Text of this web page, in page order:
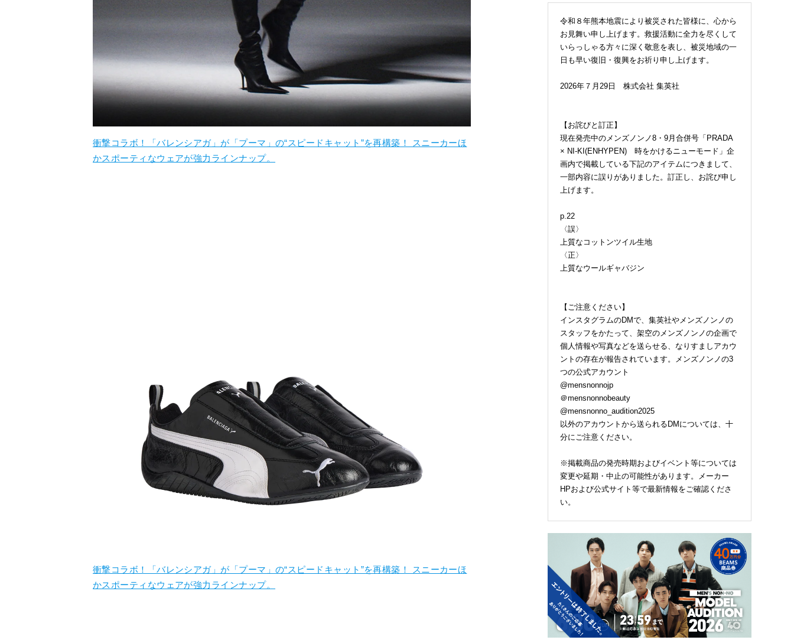
衝撃コラボ！「バレンシアガ」が「プーマ」の“スピードキャット”を再構築！ スニーカーほ
かスポーティなウェアが強力ラインナップ。
衝撃コラボ！「バレンシアガ」が「プーマ」の“スピードキャット”を再構築！ スニーカーほ
かスポーティなウェアが強力ラインナップ。
令和８年熊本地震により被災された皆様に、心から
お見舞い申し上げます。救援活動に全力を尽くして
いらっしゃる方々に深く敬意を表し、被災地域の一
日も早い復旧・復興をお祈り申し上げます。
2026年７月29日 株式会社 集英社
【お詫びと訂正】
現在発売中のメンズノンノ8・9月合併号「PRADA
× NI-KI(ENHYPEN) 時をかけるニューモード」企
画内で掲載している下記のアイテムにつきまして、
一部内容に誤りがありました。訂正し、お詫び申し
上げます。
p.22
〈誤〉
上質なコットンツイル生地
〈正〉
上質なウールギャバジン
【ご注意ください】
インスタグラムのDMで、集英社やメンズノンノの
スタッフをかたって、架空のメンズノンノの企画で
個人情報や写真などを送らせる、なりすましアカウ
ントの存在が報告されています。メンズノンノの3
つの公式アカウント
@mensnonnojp
＠mensnonnobeauty
@mensnonno_audition2025
以外のアカウントから送られるDMについては、十
分にご注意ください。
※掲載商品の発売時期およびイベント等については
変更や延期・中止の可能性があります。メーカー
HPおよび公式サイト等で最新情報をご確認くださ
い。